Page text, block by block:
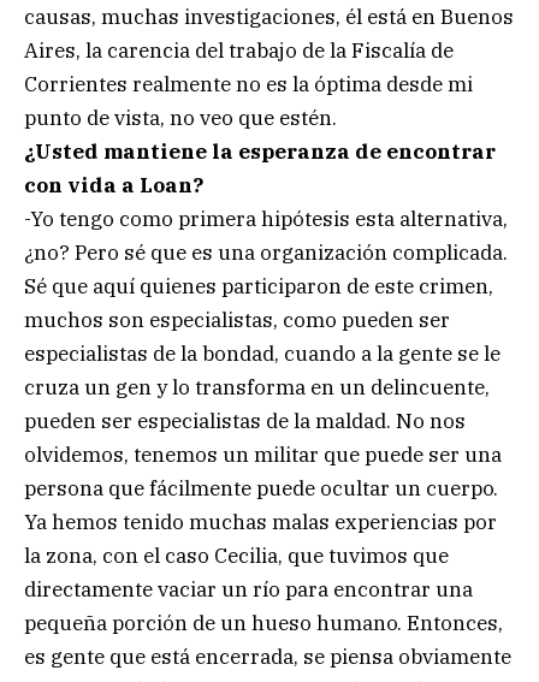
causas, muchas investigaciones, él está en Buenos
Aires, la carencia del trabajo de la Fiscalía de
Corrientes realmente no es la óptima desde mi
punto de vista, no veo que estén.
¿Usted mantiene la esperanza de encontrar
con vida a Loan?
-Yo tengo como primera hipótesis esta alternativa,
¿no? Pero sé que es una organización complicada.
Sé que aquí quienes participaron de este crimen,
muchos son especialistas, como pueden ser
especialistas de la bondad, cuando a la gente se le
cruza un gen y lo transforma en un delincuente,
pueden ser especialistas de la maldad. No nos
olvidemos, tenemos un militar que puede ser una
persona que fácilmente puede ocultar un cuerpo.
Ya hemos tenido muchas malas experiencias por
la zona, con el caso Cecilia, que tuvimos que
directamente vaciar un río para encontrar una
pequeña porción de un hueso humano. Entonces,
es gente que está encerrada, se piensa obviamente